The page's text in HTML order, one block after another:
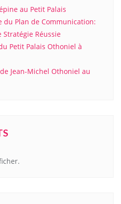
au Petit Palais
du Plan de Communication:
Réussie
Petit Palais Othoniel à
Jean-Michel Othoniel au